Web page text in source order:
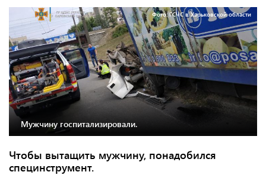
Фото: ГСЧС в Харьковской области
Мужчину госпитализировали.
Чтобы вытащить мужчину, понадобился
специнструмент.